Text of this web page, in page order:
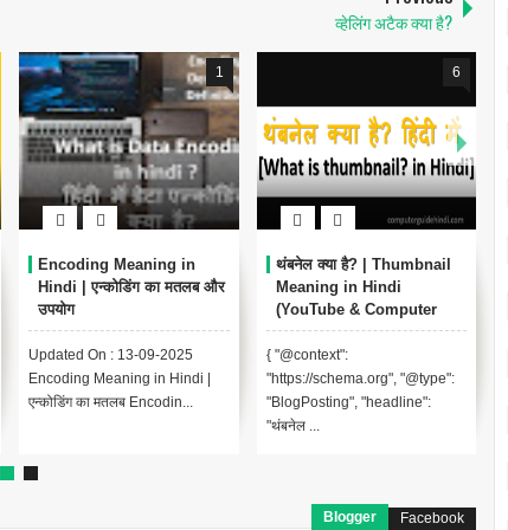
व्हेलिंग अटैक क्या है?
1
Encoding Meaning in
Hindi | एन्कोडिंग का मतलब और
उपयोग
Updated On : 13-09-2025
Encoding Meaning in Hindi |
एन्कोडिंग का मतलब Encodin...
6
थंबनेल क्या है? | Thumbnail
Meaning in Hindi
(YouTube & Computer
Example)
{ "@context":
"https://schema.org", "@type":
"BlogPosting", "headline":
"थंबनेल ...
Blogger Facebook